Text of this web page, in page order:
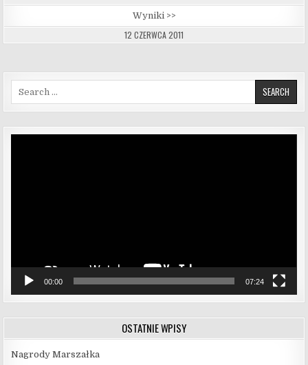
Wyniki >>
12 CZERWCA 2011
00:00 07:24
OSTATNIE WPISY
Nagrody Marszałka